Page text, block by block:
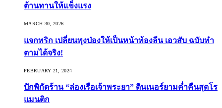
ต้านทานให้แข็งแรง
MARCH 30, 2026
แจกทริก เปลี่ยนพุงป่องให้เป็นหน้าท้องลีน เอวสับ ฉบับทำ
ตามได้จริง!
FEBRUARY 21, 2024
ปักพิกัดร้าน “ล่องเรือเจ้าพระยา” ดินเนอร์ยามค่ำคืนสุดโร
แมนติก